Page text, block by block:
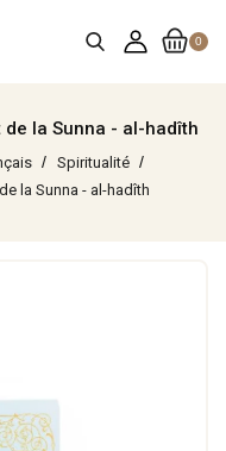
0
de la Sunna - al-hadîth
Spiritualité
la Sunna - al-hadîth